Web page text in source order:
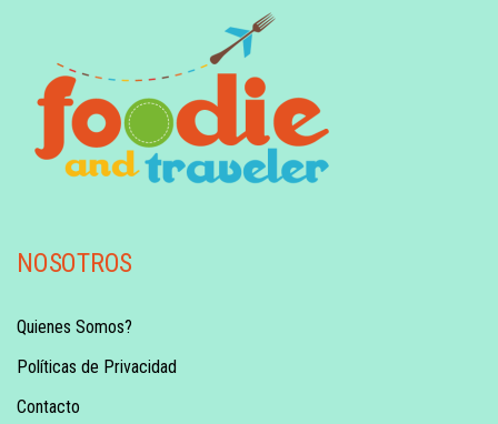
NOSOTROS
Quienes Somos?
Políticas de Privacidad
Contacto